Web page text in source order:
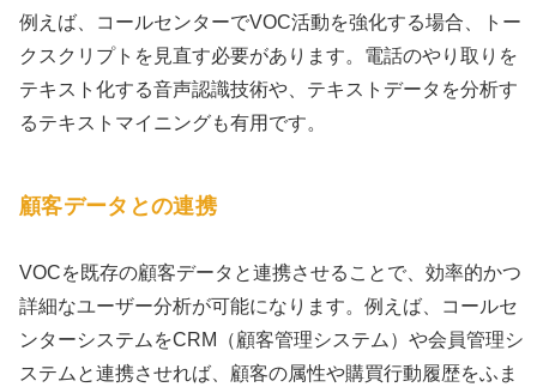
例えば、コールセンターでVOC活動を強化する場合、トー
クスクリプトを見直す必要があります。電話のやり取りを
テキスト化する音声認識技術や、テキストデータを分析す
るテキストマイニングも有用です。
顧客データとの連携
VOCを既存の顧客データと連携させることで、効率的かつ
詳細なユーザー分析が可能になります。例えば、コールセ
ンターシステムをCRM（顧客管理システム）や会員管理シ
ステムと連携させれば、顧客の属性や購買行動履歴をふま